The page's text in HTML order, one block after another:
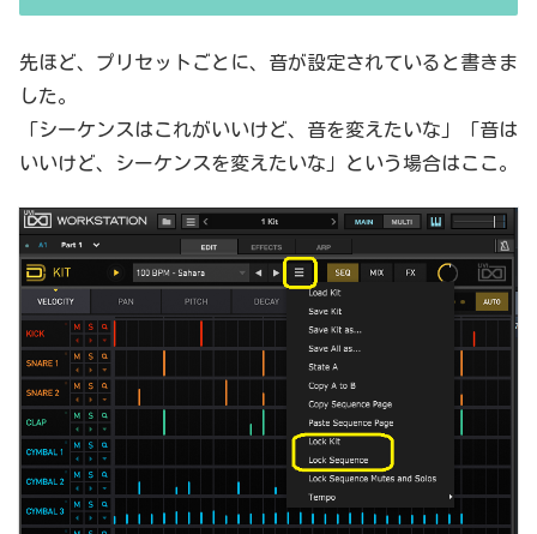
先ほど、プリセットごとに、音が設定されていると書きま
した。
「シーケンスはこれがいいけど、音を変えたいな」「音は
いいけど、シーケンスを変えたいな」という場合はここ。